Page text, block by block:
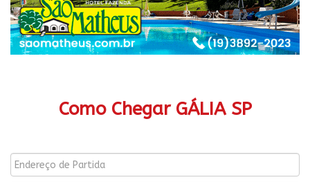
Como Chegar GÁLIA SP